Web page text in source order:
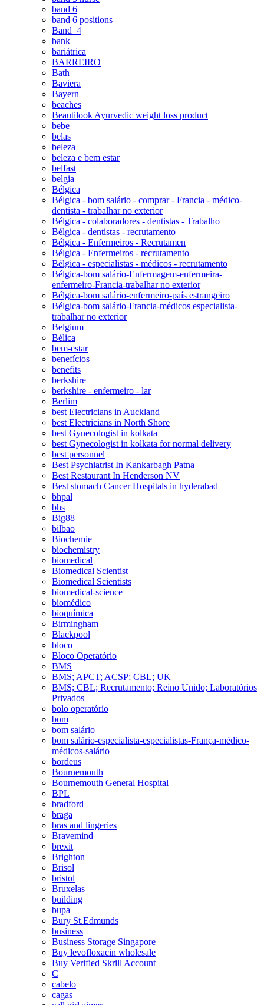
band 6
band 6 positions
Band_4
bank
bariátrica
BARREIRO
Bath
Baviera
Bayern
beaches
Beautilook Ayurvedic weight loss product
bebe
belas
beleza
beleza e bem estar
belfast
belgia
Bélgica
Bélgica - bom salário - comprar - Francia - médico-
dentista - trabalhar no exterior
Bélgica - colaboradores - dentistas - Trabalho
Bélgica - dentistas - recrutamento
Bélgica - Enfermeiros - Recrutamen
Bélgica - Enfermeiros - recrutamento
Bélgica - especialistas - médicos - recrutamento
Bélgica-bom salário-Enfermagem-enfermeira-
enfermeiro-Francia-trabalhar no exterior
Bélgica-bom salário-enfermeiro-país estrangeiro
Bélgica-bom salário-Francia-médicos especialista-
trabalhar no exterior
Belgium
Bélica
bem-estar
benefícios
benefits
berkshire
berkshire - enfermeiro - lar
Berlim
best Electricians in Auckland
best Electricians in North Shore
best Gynecologist in kolkata
best Gynecologist in kolkata for normal delivery
best personnel
Best Psychiatrist In Kankarbagh Patna
Best Restaurant In Henderson NV
Best stomach Cancer Hospitals in hyderabad
bhpal
bhs
Big88
bilbao
Biochemie
biochemistry
biomedical
Biomedical Scientist
Biomedical Scientists
biomedical-science
biomédico
bioquímica
Birmingham
Blackpool
bloco
Bloco Operatório
BMS
BMS; APCT; ACSP; CBL; UK
BMS; CBL; Recrutamento; Reino Unido; Laboratórios
Privados
bolo operatório
bom
bom salário
bom salário-especialista-especialistas-França-médico-
médicos-salário
bordeus
Bournemouth
Bournemouth General Hospital
BPL
bradford
braga
bras and lingeries
Bravemind
brexit
Brighton
Brisol
bristol
Bruxelas
building
bupa
Bury St.Edmunds
business
Business Storage Singapore
Buy levofloxacin wholesale
Buy Verified Skrill Account
C
cabelo
cagas